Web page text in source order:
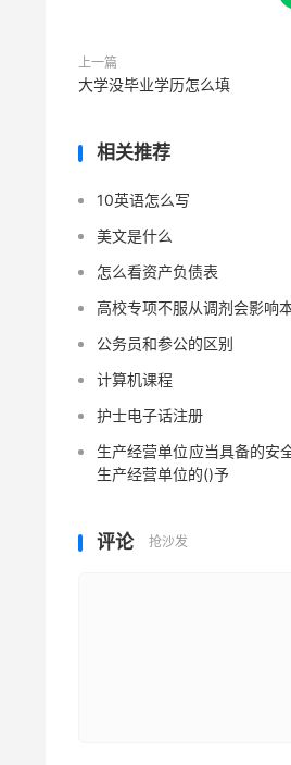
上一篇
大学没毕业学历怎么填
相关推荐
10英语怎么写
美文是什么
怎么看资产负债表
高校专项不服从调剂会影响
公务员和参公的区别
计算机课程
护士电子话注册
生产经营单位应当具备的安
生产经营单位的()予
评论 抢沙发